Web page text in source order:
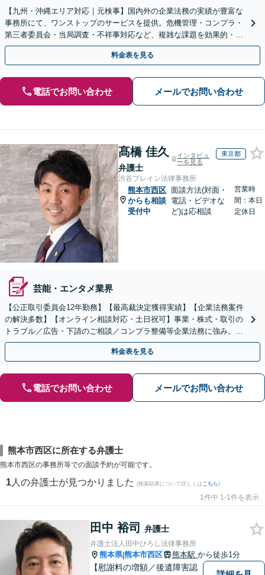
【九州・沖縄エリア対応｜元検事】国内外の企業法務の実績が豊富な
事務所にて、ワンストップのサービスを提供。危機管理・コンプラ・
第三者委員会・当局調査・不祥事対応など、複雑な課題を効果的・効
率的に解決へ。セカンドオピニオン可【休日・夜間相談可】
料金表を見る
電話でお問い合わせ メールでお問い合わせ
髙橋 佳久
弁護士
インタビュ
ーを見る
東京都
渋谷ブレイン法律事務所
熊本市西区
からも相談
受付中
面談方法(対面・
電話・ビデオな
ど)は応相談
営業時
間：本日
定休日
芸能・エンタメ業界
【公正取引委員会12年勤務】【最高裁決定獲得実績】【企業法務案件
の解決多数】【オンライン相談対応・土日祝可】事業・株式・取引の
トラブル／広告・下請のご相談／コンプラ整備等企業法務に強み。株
式の相続／誹謗中傷対策／不動産問題まで幅広く対応！
料金表を見る
電話でお問い合わせ メールでお問い合わせ
熊本市西区に所在する弁護士
熊本市西区の事務所等での面談予約が可能です。
1 人の弁護士が見つかりました (検索結果について詳しくは こちら)
1件中 1-1件を表示
田中 裕司 弁護士
弁護士法人田中ひろし法律事務所
熊本県|熊本市西区 熊本駅 から徒歩1分
【慰謝料の増額／後遺障害認